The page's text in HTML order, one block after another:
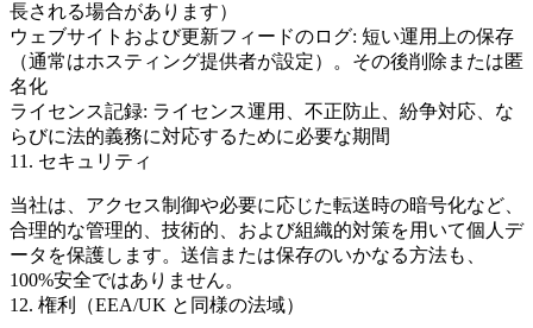
長される場合があります）
ウェブサイトおよび更新フィードのログ: 短い運用上の保存
（通常はホスティング提供者が設定）。その後削除または匿
名化
ライセンス記録: ライセンス運用、不正防止、紛争対応、な
らびに法的義務に対応するために必要な期間
11. セキュリティ
当社は、アクセス制御や必要に応じた転送時の暗号化など、
合理的な管理的、技術的、および組織的対策を用いて個人デ
ータを保護します。送信または保存のいかなる方法も、
100%安全ではありません。
12. 権利（EEA/UK と同様の法域）